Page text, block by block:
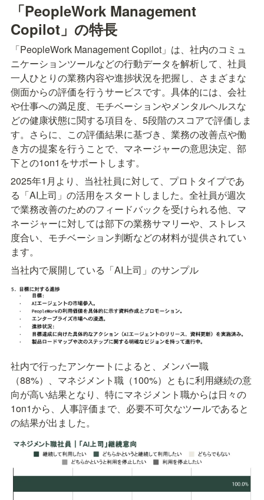
「PeopleWork Management
Copilot」の特長
「PeopleWork Management Copilot」は、社内のコミュ
ニケーションツールなどの行動データを解析して、社員
一人ひとりの業務内容や進捗状況を把握し、さまざまな
側面からの評価を行うサービスです。具体的には、会社
や仕事への満足度、モチベーションやメンタルヘルスな
どの健康状態に関する項目を、5段階のスコアで評価しま
す。さらに、この評価結果に基づき、業務の改善点や働
き方の提案を行うことで、マネージャーの意思決定、部
下との1on1をサポートします。
2025年1月より、当社社員に対して、プロトタイプであ
る「AI上司」の活用をスタートしました。全社員が週次
で業務改善のためのフィードバックを受けられる他、マ
ネージャーに対しては部下の業務サマリーや、ストレス
度合い、モチベーション判断などの材料が提供されてい
ます。
当社内で展開している「AI上司」のサンプル
社内で行ったアンケートによると、メンバー職
（88%）、マネジメント職（100%）ともに利用継続の意
向が高い結果となり、特にマネジメント職からは日々の
1on1から、人事評価まで、必要不可欠なツールであると
の結果が出ました。